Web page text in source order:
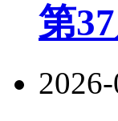
第